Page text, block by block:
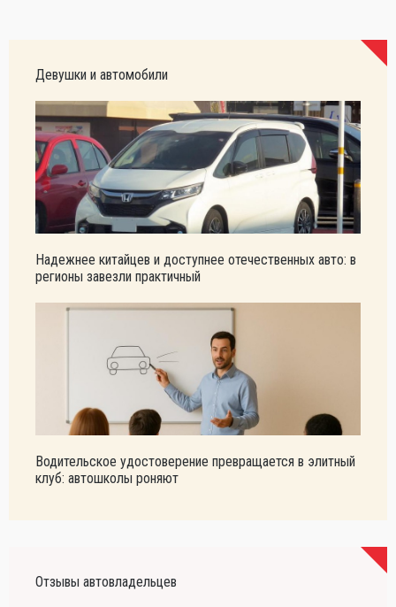
Девушки и автомобили
Надежнее китайцев и доступнее отечественных авто: в
регионы завезли практичный
Водительское удостоверение превращается в элитный
клуб: автошколы роняют
Отзывы автовладельцев